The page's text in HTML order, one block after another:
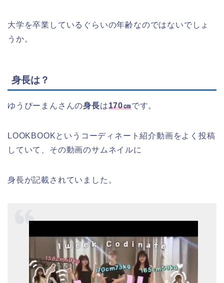
大学を卒業しているぐらいの年齢なのではないでしょ
うか。
身長は？
ゆうぴーまんさんの身長は170㎝です。
LOOKBOOKというコーディネート紹介動画をよく投稿
していて、その動画のサムネイルに
身長が記載されていました。